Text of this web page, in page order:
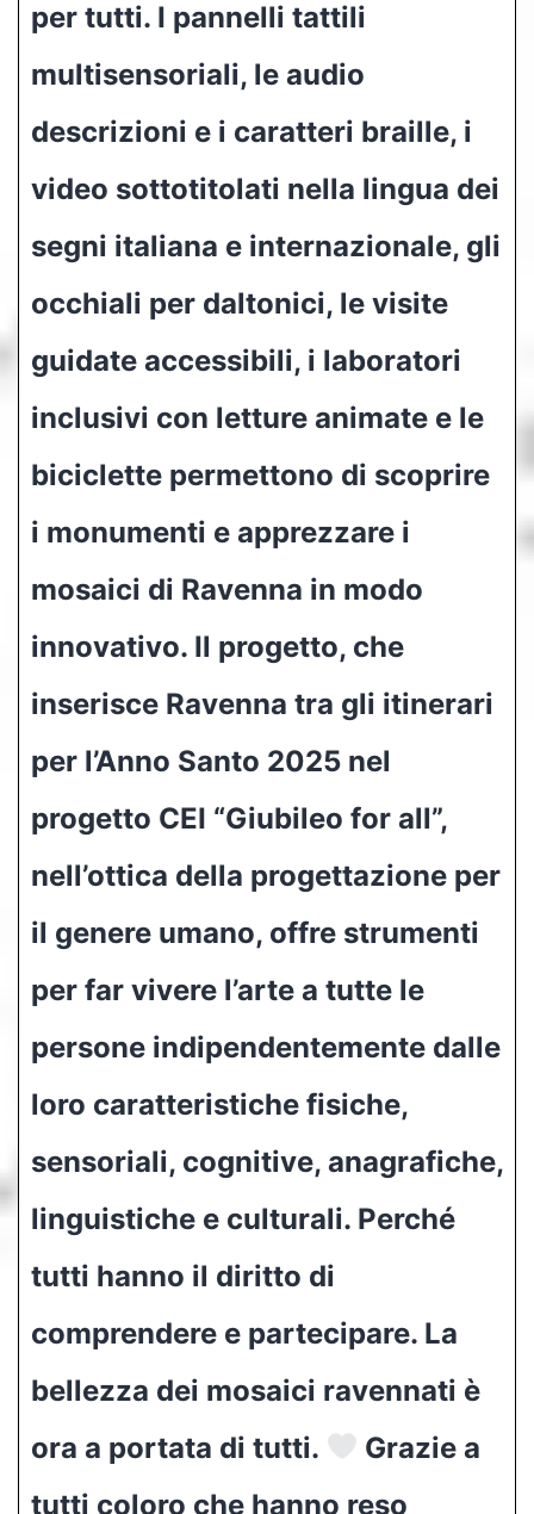
per tutti. I pannelli tattili
multisensoriali, le audio
descrizioni e i caratteri braille, i
video sottotitolati nella lingua dei
segni italiana e internazionale, gli
occhiali per daltonici, le visite
guidate accessibili, i laboratori
inclusivi con letture animate e le
biciclette permettono di scoprire
i monumenti e apprezzare i
mosaici di Ravenna in modo
innovativo. Il progetto, che
inserisce Ravenna tra gli itinerari
per l’Anno Santo 2025 nel
progetto CEI “Giubileo for all”,
nell’ottica della progettazione per
il genere umano, offre strumenti
per far vivere l’arte a tutte le
persone indipendentemente dalle
loro caratteristiche fisiche,
sensoriali, cognitive, anagrafiche,
linguistiche e culturali. Perché
tutti hanno il diritto di
comprendere e partecipare. La
bellezza dei mosaici ravennati è
ora a portata di tutti.
Grazie a
tutti coloro che hanno reso